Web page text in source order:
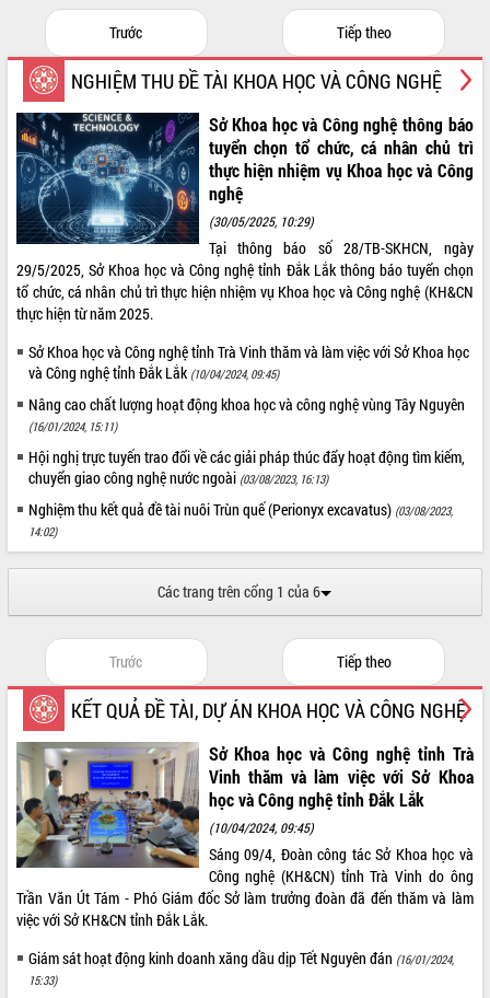
VIDEO
Không có file video nào để phát.
ALBUM ẢNH
Trước Tiếp theo
NGHIỆM THU ĐỀ TÀI KHOA HỌC VÀ CÔNG NGHỆ
Sở Khoa học và Công nghệ thông báo
tuyển chọn tổ chức, cá nhân chủ trì
thực hiện nhiệm vụ Khoa học và Công
nghệ
(30/05/2025, 10:29)
Tại thông báo số 28/TB-SKHCN, ngày
29/5/2025, Sở Khoa học và Công nghệ tỉnh Đắk Lắk thông báo tuyển chọn
tổ chức, cá nhân chủ trì thực hiện nhiệm vụ Khoa học và Công nghệ (KH&CN
thực hiện từ năm 2025.
Sở Khoa học và Công nghệ tỉnh Trà Vinh thăm và làm việc với Sở Khoa học
và Công nghệ tỉnh Đắk Lắk (10/04/2024, 09:45)
Nâng cao chất lượng hoạt động khoa học và công nghệ vùng Tây Nguyên
(16/01/2024, 15:11)
Hội nghị trực tuyến trao đổi về các giải pháp thúc đẩy hoạt động tìm kiếm,
chuyển giao công nghệ nước ngoài (03/08/2023, 16:13)
Nghiệm thu kết quả đề tài nuôi Trùn quế (Perionyx excavatus) (03/08/2023,
14:02)
Các trang trên cổng 1 của 6
Trước Tiếp theo
KẾT QUẢ ĐỀ TÀI, DỰ ÁN KHOA HỌC VÀ CÔNG NGHỆ
Sở Khoa học và Công nghệ tỉnh Trà
Vinh thăm và làm việc với Sở Khoa
học và Công nghệ tỉnh Đắk Lắk
(10/04/2024, 09:45)
Sáng 09/4, Đoàn công tác Sở Khoa học và
Công nghệ (KH&CN) tỉnh Trà Vinh do ông
Trần Văn Út Tám - Phó Giám đốc Sở làm trưởng đoàn đã đến thăm và làm
việc với Sở KH&CN tỉnh Đắk Lắk.
Giám sát hoạt động kinh doanh xăng dầu dịp Tết Nguyên đán (16/01/2024,
15:33)